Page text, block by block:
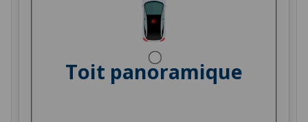
Toit panoramique